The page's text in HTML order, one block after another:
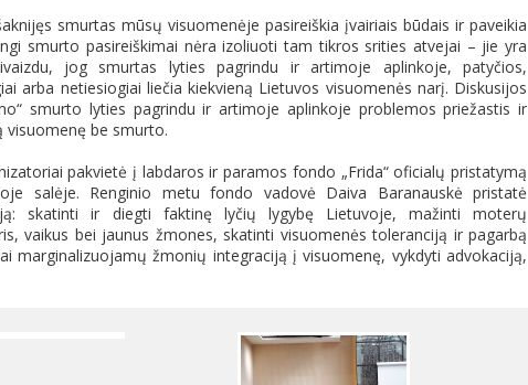
smurtas mūsų visuomenėje pasireiškia įvairiais būdais ir paveikia
smurto pasireiškimai nėra izoliuoti tam tikros srities atvejai – jie yra
jog smurtas lyties pagrindu ir artimoje aplinkoje, patyčios,
arba netiesiogiai liečia kiekvieną Lietuvos visuomenės narį. Diskusijos
smurto lyties pagrindu ir artimoje aplinkoje problemos priežastis ir
visuomenę be smurto.
pakvietė į labdaros ir paramos fondo „Frida“ oficialų pristatymą
salėje. Renginio metu fondo vadovė Daiva Baranauskė pristatė
skatinti ir diegti faktinę lyčių lygybę Lietuvoje, mažinti moterų
vaikus bei jaunus žmones, skatinti visuomenės toleranciją ir pagarbą
marginalizuojamų žmonių integraciją į visuomenę, vykdyti advokaciją,